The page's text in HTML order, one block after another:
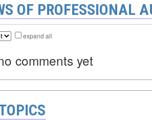
OF PROFESSIONAL
expand all
comments yet